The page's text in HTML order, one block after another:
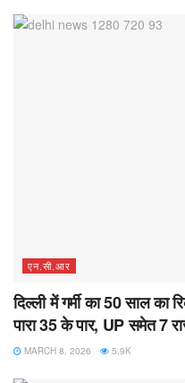
एन.सी.आर
दिल्ली में गर्मी का 50 साल का
पारा 35 के पार, UP समेत 7
MARCH 8, 2026 5.9K